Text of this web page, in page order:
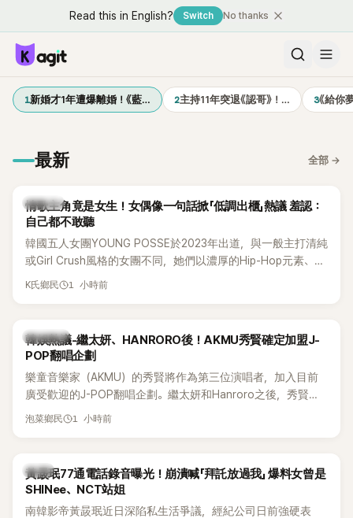
Read this in English? Switch No thanks
1新婚才1年遭爆離婚！《藍… 2主持11年突退《認哥》！… 3《給你
最新 全部 →
K-POP
情歌主角竟是女生！女偶像一句話掀「低調出櫃」熱議 羞認：
自己都不敢聽
韓國五人女團YOUNG POSSE於2023年出道，與一般主打清純
或Girl Crush風格的女團不同，她們以濃厚的Hip-Hop元素、自
創Rap及成員親自參與創作為特色，MV也融入美式街頭、塗
為第五代女團中極具辨識度的新生代代表之一。
K氏鄉民 1 小時前
熱議討論
韓娛熱議-繼太妍、HANRORO後！AKMU秀賢確定加盟J-
POP翻唱企劃
樂童音樂家（AKMU）的秀賢將作為第三位演唱者，加入目前
廣受歡迎的J-POP翻唱企劃。繼太妍和Hanroro之後，秀賢已
獲選為第三首翻唱歌曲的主唱，並於近期完成錄音。
泡菜鄉民 1 小時前
韓星
黃晸珉77通電話錄音曝光！崩潰喊「拜託放過我」 爆料女曾是
SHINee、NCT站姐
南韓影帝黃晸珉近日深陷私生活爭議，經紀公司日前強硬表